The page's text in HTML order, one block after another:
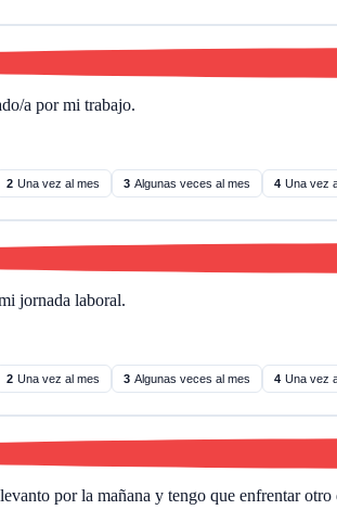
a por mi trabajo.
2 Una vez al mes 3 Algunas veces al mes 4 Una vez
jornada laboral.
2 Una vez al mes 3 Algunas veces al mes 4 Una vez
por la mañana y tengo que enfrentar otro